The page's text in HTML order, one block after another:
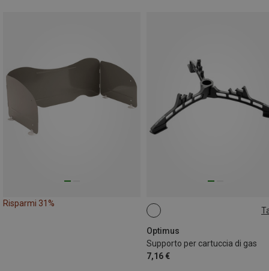
Risparmi 31%
Optimus
Supporto per cartuccia di gas
7,16 €
ONE SIZE